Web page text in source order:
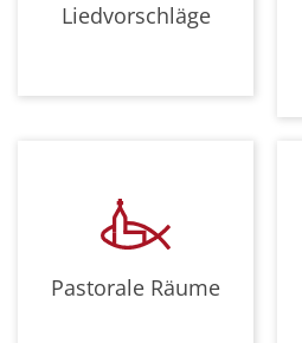
Liedvorschläge
Pastorale Räume